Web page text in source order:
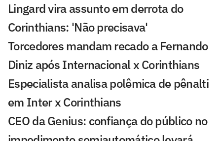
Lingard vira assunto em derrota do
Corinthians: 'Não precisava'
Torcedores mandam recado a Fernando
Diniz após Internacional x Corinthians
Especialista analisa polêmica de pênalti
em Inter x Corinthians
CEO da Genius: confiança do público no